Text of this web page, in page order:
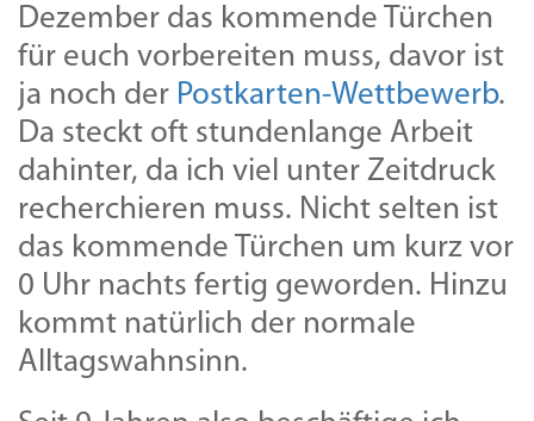
Dezember das kommende Türchen
für euch vorbereiten muss, davor ist
ja noch der Postkarten-Wettbewerb.
Da steckt oft stundenlange Arbeit
dahinter, da ich viel unter Zeitdruck
recherchieren muss. Nicht selten ist
das kommende Türchen um kurz vor
0 Uhr nachts fertig geworden. Hinzu
kommt natürlich der normale
Alltagswahnsinn.